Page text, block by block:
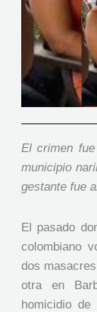
El crimen
municipio
gestante fue
El pasado
colombiano
dos
otra en
homicidio